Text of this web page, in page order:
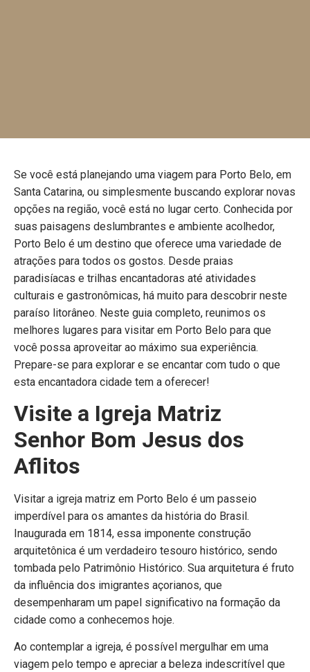
Se você está planejando uma viagem para Porto Belo, em
Santa Catarina, ou simplesmente buscando explorar novas
opções na região, você está no lugar certo. Conhecida por
suas paisagens deslumbrantes e ambiente acolhedor,
Porto Belo é um destino que oferece uma variedade de
atrações para todos os gostos. Desde praias
paradisíacas e trilhas encantadoras até atividades
culturais e gastronômicas, há muito para descobrir neste
paraíso litorâneo. Neste guia completo, reunimos os
melhores lugares para visitar em Porto Belo para que
você possa aproveitar ao máximo sua experiência.
Prepare-se para explorar e se encantar com tudo o que
esta encantadora cidade tem a oferecer!
Visite a Igreja Matriz
Senhor Bom Jesus dos
Aflitos
Visitar a igreja matriz em Porto Belo é um passeio
imperdível para os amantes da história do Brasil.
Inaugurada em 1814, essa imponente construção
arquitetônica é um verdadeiro tesouro histórico, sendo
tombada pelo Patrimônio Histórico. Sua arquitetura é fruto
da influência dos imigrantes açorianos, que
desempenharam um papel significativo na formação da
cidade como a conhecemos hoje.
Ao contemplar a igreja, é possível mergulhar em uma
viagem pelo tempo e apreciar a beleza indescritível que